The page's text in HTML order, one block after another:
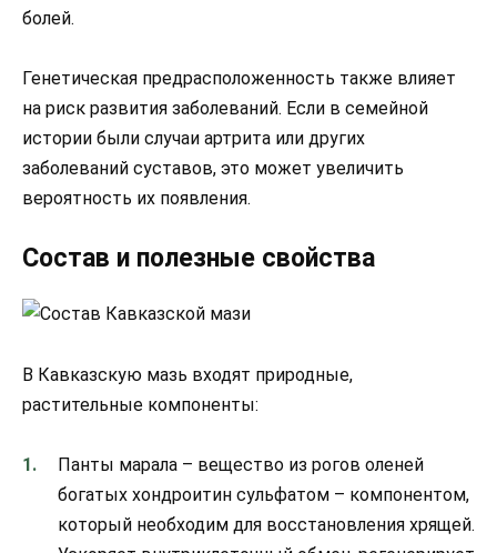
болей.
Генетическая предрасположенность также влияет
на риск развития заболеваний. Если в семейной
истории были случаи артрита или других
заболеваний суставов, это может увеличить
вероятность их появления.
Состав и полезные свойства
В Кавказскую мазь входят природные,
растительные компоненты:
Панты марала – вещество из рогов оленей
богатых хондроитин сульфатом – компонентом,
который необходим для восстановления хрящей.